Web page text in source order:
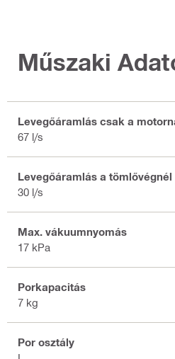
Műszaki
Levegőáramlás csak a
67 l/s
Levegőáramlás a tömlővégnél
30 l/s
Max. vákuumnyomás
17 kPa
Porkapacitás
7 kg
Por osztály